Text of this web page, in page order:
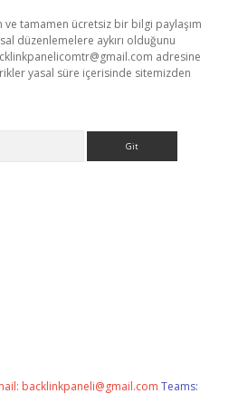
ve tamamen ücretsiz bir bilgi paylaşım
düzenlemelere aykırı olduğunu
adresine
yasal süre içerisinde sitemizden
backlinkpaneli@gmail.com Teams: